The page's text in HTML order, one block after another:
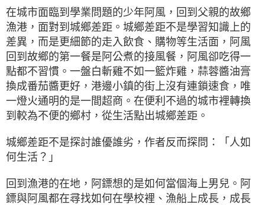
在城市面臨到學業問題的少年阿風，回到父親的故鄉
漁港，面對到城鄉差距。城鄉差距不是學習知識上的
差異，而是更細節的走入飲食、購物等生活面，阿風
回到故鄉的第一餐是阿公煮的接風餐，阿風卻吃得一
點都不習慣。一盤白斬雞不如一籃炸雞，蒜蓉醬油膏
換成番茄醬更好，港邊小鎮的街上沒有連鎖速食，唯
一燈火通明的是一間超商。在便利不過的城市裡轉換
到較為不便的鄉村，從生活點出城鄉差距。
城鄉差距不是探討誰優誰劣，作者反而探問：「人如
何生活？」
回到漁港的在地，阿鏢想的是如何當個海上男兒。阿
鏢與阿風都在尋找如何在學校裡、漁船上成長，成長